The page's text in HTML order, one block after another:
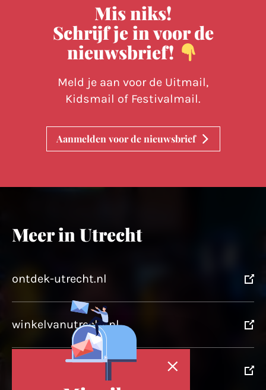
Mis niks!
Schrijf je in voor de
nieuwsbrief!
Meld je aan voor de Uitmail,
Kidsmail of Festivalmail.
Aanmelden voor de nieuwsbrief
Meer in Utrecht
ontdek-utrecht.nl
winkelvanutrecht.nl